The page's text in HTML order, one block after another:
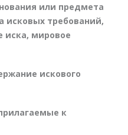
или предмета
исковых требований,
иска, мировое
искового
к